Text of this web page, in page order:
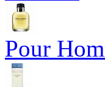
Pour